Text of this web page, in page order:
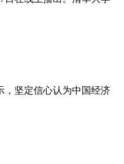
，坚定信心认为中国经济